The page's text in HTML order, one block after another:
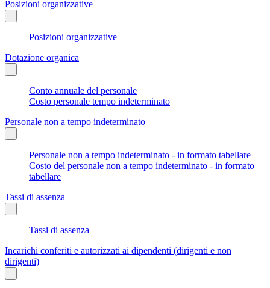
Posizioni organizzative
Posizioni organizzative
Dotazione organica
Conto annuale del personale
Costo personale tempo indeterminato
Personale non a tempo indeterminato
Personale non a tempo indeterminato - in formato tabellare
Costo del personale non a tempo indeterminato - in formato
tabellare
Tassi di assenza
Tassi di assenza
Incarichi conferiti e autorizzati ai dipendenti (dirigenti e non
dirigenti)